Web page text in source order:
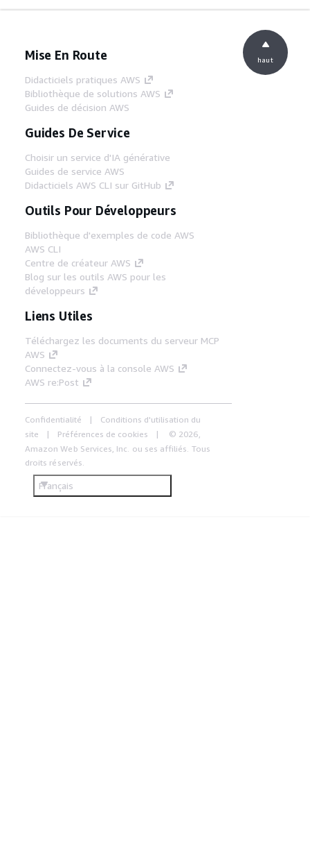
Mise En Route
Didacticiels pratiques AWS
Bibliothèque de solutions AWS
Guides de décision AWS
Guides De Service
Choisir un service d'IA générative
Guides de service AWS
Didacticiels AWS CLI sur GitHub
Outils Pour Développeurs
Bibliothèque d'exemples de code AWS
AWS CLI
Centre de créateur AWS
Blog sur les outils AWS pour les
développeurs
Liens Utiles
Téléchargez les documents du serveur MCP
AWS
Connectez-vous à la console AWS
AWS re:Post
Confidentialité
Conditions d'utilisation du
site
Préférences de cookies
© 2026,
Amazon Web Services, Inc. ou ses affiliés. Tous
droits réservés.
Français
haut